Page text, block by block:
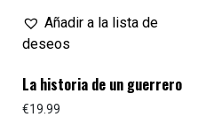
Añadir a la lista de
deseos
La historia de un guerrero
€19.99